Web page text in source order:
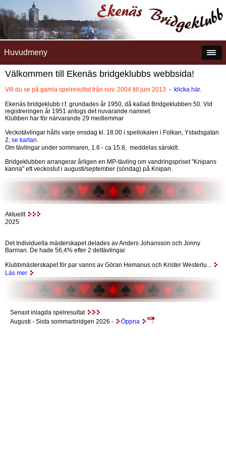
Huvudmeny
Välkommen till Ekenäs bridgeklubbs webbsida!
Vill du se på gamla spelresultat från nov. 2004 till juni 2013 - klicka här.
Ekenäs bridgeklubb r.f. grundades år 1950, då kallad Bridgeklubben 50. Vid
registreringen år 1951 antogs det nuvarande namnet.
Klubben har för närvarande 29 medlemmar
Veckotävlingar hålls varje onsdag kl. 18.00 i spellokalen i Folkan, Ystadsgatan
2, se kartan
Om tävlingar under sommaren, 1.6 - ca 15.8, meddelas särskilt.
Bridgeklubben arrangerar årligen en MP-tävling om vandringspriset "Knipans
kanna" ett veckoslut i augusti/september (söndag) på Knipan.
Aktuellt
2025
Det Individuella mästerskapet delades av Anders Johansson och Jonny
Barman. De hade 56,4% efter 2 deltävlingar.
Klubbmästerskapet för par vanns av Göran Hemanus och Krister Westerlu...
Läs mer
Senast inlagda spelresultat
Augusti - Sista sommarbridgen 2026 - Öppna